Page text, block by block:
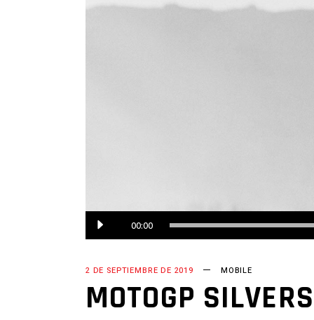
Reproductor
de
00:00
2 DE SEPTIEMBRE DE 2019 MOBILE
MOTOGP